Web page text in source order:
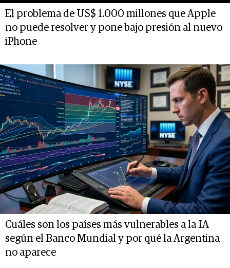
El problema de US$ 1.000 millones que Apple
no puede resolver y pone bajo presión al nuevo
iPhone
Cuáles son los países más vulnerables a la IA
según el Banco Mundial y por qué la Argentina
no aparece